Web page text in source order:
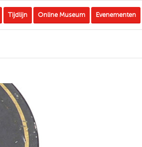
Tijdlijn Online Museum Evenementen